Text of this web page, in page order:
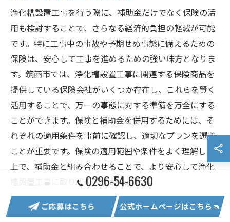
浄化槽設置工事を行う際に、補助金だけでなく保険の活
用も検討することで、さらなる経済的負担の軽減が可能
です。特に工事中の事故や予期せぬ事態に備えるための
保険は、安心して工事を進めるための強い味方となりま
す。筑西市では、浄化槽設置工事に関連する保険商品を
提供している保険会社がいくつか存在し、これらを賢く
活用することで、万一の事態に対する準備を万全にする
ことができます。保険と補助金を併用するためには、そ
れぞれの適用条件を事前に確認し、適切なプランを選ぶ
ことが重要です。保険の適用範囲や条件をよく理解した
上で、補助金と組み合わせることで、より安心して浄化
槽設置工事に取り組むことができます。
エコフレンドリーな工事への取り組み
0296-54-6630
ご応募はこちら 公式ホームページはこちら